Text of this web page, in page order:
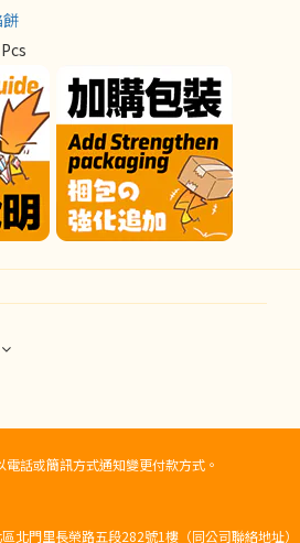
話或簡訊方式通知變更付款方式。
門里長榮路五段282號1樓（同公司聯絡地址）